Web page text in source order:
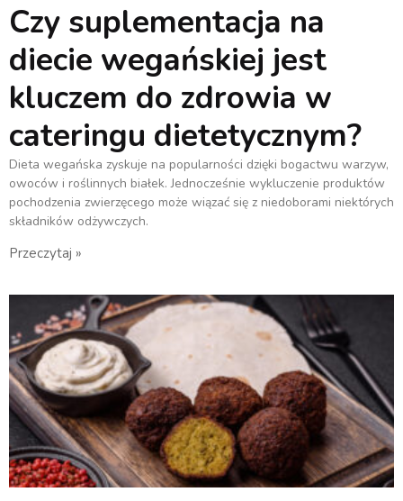
Czy suplementacja na
diecie wegańskiej jest
kluczem do zdrowia w
cateringu dietetycznym?
Dieta wegańska zyskuje na popularności dzięki bogactwu warzyw,
owoców i roślinnych białek. Jednocześnie wykluczenie produktów
pochodzenia zwierzęcego może wiązać się z niedoborami niektórych
składników odżywczych.
Przeczytaj »